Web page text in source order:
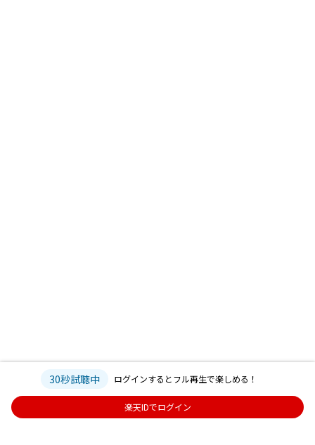
30秒試聴中 ログインするとフル再生で楽しめる！
楽天IDでログイン